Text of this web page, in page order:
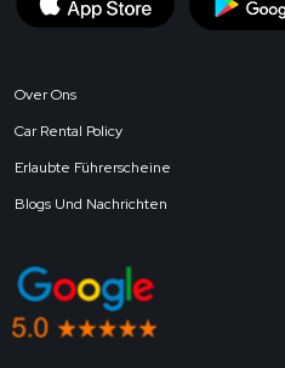
Over Ons
Car Rental Policy
Erlaubte Führerscheine
Blogs Und Nachrichten